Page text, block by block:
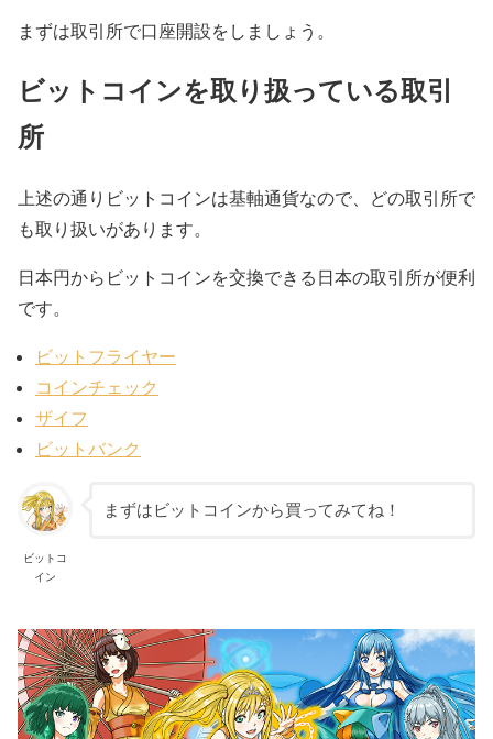
まずは取引所で口座開設をしましょう。
ビットコインを取り扱っている取引
所
上述の通りビットコインは基軸通貨なので、どの取引所で
も取り扱いがあります。
日本円からビットコインを交換できる日本の取引所が便利
です。
ビットフライヤー
コインチェック
ザイフ
ビットバンク
ビットコ
イン
まずはビットコインから買ってみてね！